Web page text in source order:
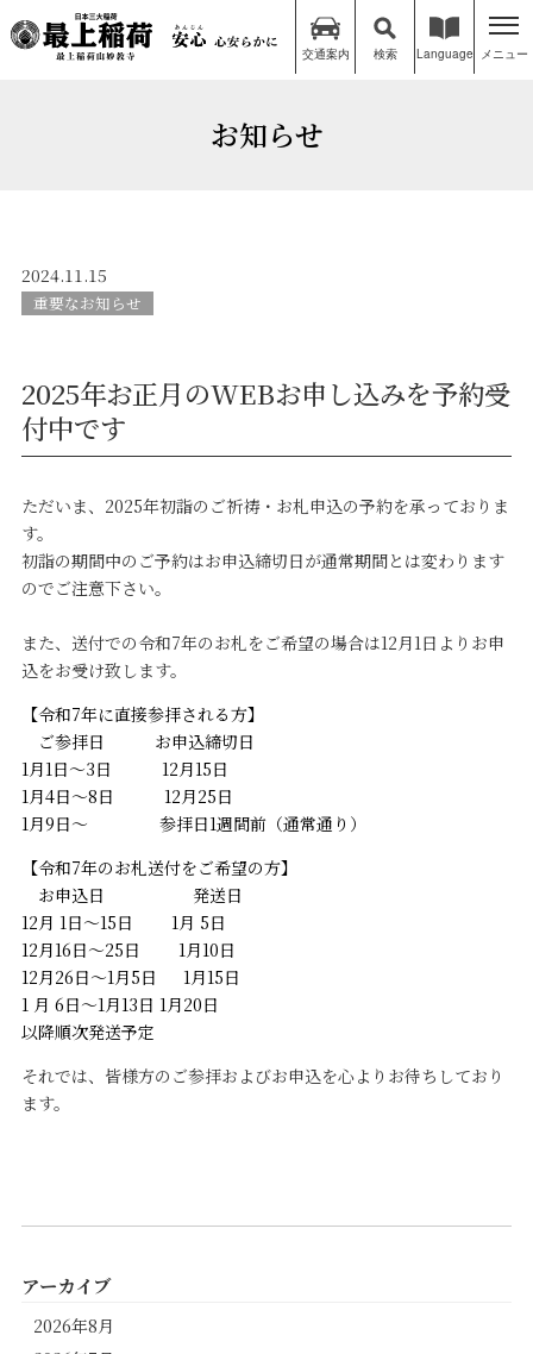
交通案内 検索 Language メニュー
お知らせ
2024.11.15
重要なお知らせ
2025年お正月のWEBお申し込みを予約受
付中です
ただいま、2025年初詣のご祈祷・お札申込の予約を承っておりま
す。
初詣の期間中のご予約はお申込締切日が通常期間とは変わります
のでご注意下さい。
また、送付での令和7年のお札をご希望の場合は12月1日よりお申
込をお受け致します。
【令和7年に直接参拝される方】
ご参拝日 お申込締切日
1月1日～3日 12月15日
1月4日～8日 12月25日
1月9日～ 参拝日1週間前（通常通り）
【令和7年のお札送付をご希望の方】
お申込日 発送日
12月 1日～15日 1月 5日
12月16日～25日 1月10日
12月26日～1月5日 1月15日
1 月 6日～1月13日 1月20日
以降順次発送予定
それでは、皆様方のご参拝およびお申込を心よりお待ちしており
ます。
アーカイブ
2026年8月